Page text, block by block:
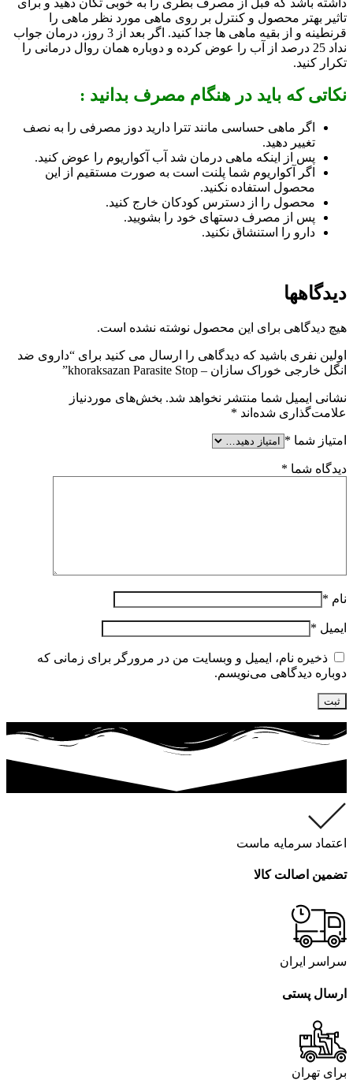
داشته باشد که قبل از مصرف بطری را به خوبی تکان دهید و برای
تاثیر بهتر محصول و کنترل بر روی ماهی مورد نظر ماهی را
قرنطینه و از بقیه ماهی ها جدا کنید. اگر بعد از 3 روز، درمان جواب
نداد 25 درصد از آب را عوض کرده و دوباره همان روال درمانی را
تکرار کنید.
نکاتی که باید در هنگام مصرف بدانید :
اگر ماهی حساسی مانند تترا دارید دوز مصرفی را به نصف
تغییر دهید.
پس از اینکه ماهی درمان شد آب آکواریوم را عوض کنید.
اگر آکواریوم شما پلنت است به صورت مستقیم از این
محصول استفاده نکنید.
محصول را از دسترس کودکان خارج کنید.
پس از مصرف دستهای خود را بشویید.
دارو را استنشاق نکنید.
دیدگاهها
هیچ دیدگاهی برای این محصول نوشته نشده است.
اولین نفری باشید که دیدگاهی را ارسال می کنید برای “داروی ضد
انگل خارجی خوراک سازان – khoraksazan Parasite Stop”
نشانی ایمیل شما منتشر نخواهد شد. بخش‌های موردنیاز
علامت‌گذاری شده‌اند *
امتیاز شما *
دیدگاه شما *
نام *
ایمیل *
ذخیره نام، ایمیل و وبسایت من در مرورگر برای زمانی که
دوباره دیدگاهی می‌نویسم.
اعتماد سرمایه ماست
تضمین اصالت کالا
سراسر ایران
ارسال پستی
برای تهران